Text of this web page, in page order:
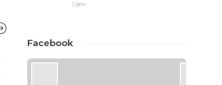
1 ден
Facebook